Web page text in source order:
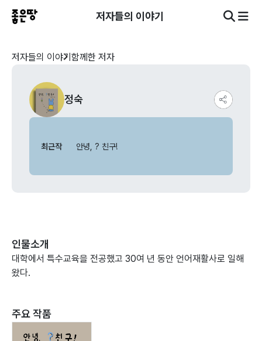
저자들의 이야기
저자들의 이야기 함께한 저자
정숙
최근작 안녕, ? 친구!
인물소개
대학에서 특수교육을 전공했고 30여 년 동안 언어재활사로 일해
왔다.
주요 작품